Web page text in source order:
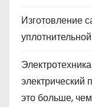
Изготовление
электрический
это больше,